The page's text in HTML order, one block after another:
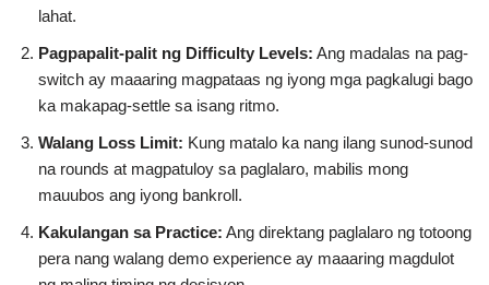
lahat.
Pagpapalit-palit ng Difficulty Levels: Ang madalas na pag-
switch ay maaaring magpataas ng iyong mga pagkalugi bago
ka makapag-settle sa isang ritmo.
Walang Loss Limit: Kung matalo ka nang ilang sunod-sunod
na rounds at magpatuloy sa paglalaro, mabilis mong
mauubos ang iyong bankroll.
Kakulangan sa Practice: Ang direktang paglalaro ng totoong
pera nang walang demo experience ay maaaring magdulot